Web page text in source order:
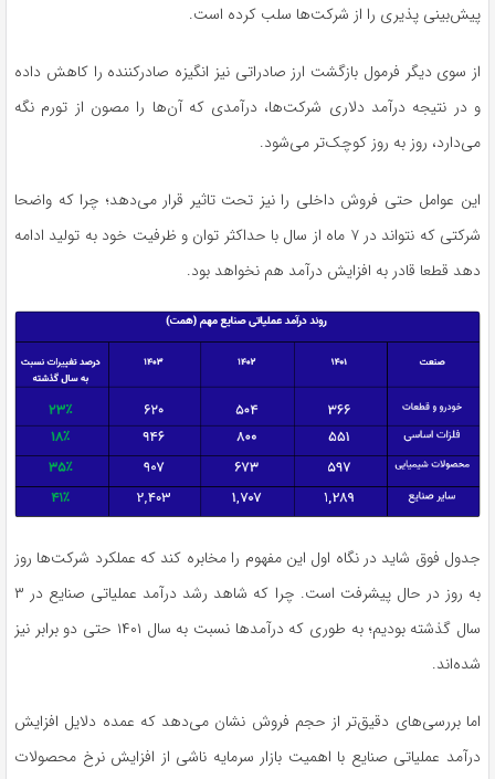
پیش‌بینی پذیری را از شرکت‌ها سلب کرده است.
از سوی دیگر فرمول بازگشت ارز صادراتی نیز انگیزه صادرکننده را کاهش داده
و در نتیجه درآمد دلاری شرکت‌ها، درآمدی که آن‌ها را مصون از تورم نگه‌
می‌دارد، روز به روز کوچک‌تر می‌شود.
این عوامل حتی فروش داخلی را نیز تحت تاثیر قرار می‌دهد؛ چرا که واضحا
شرکتی که نتواند در ۷ ماه از سال با حداکثر توان و ظرفیت خود به تولید ادامه
دهد قطعا قادر به افزایش درآمد هم نخواهد بود.
جدول فوق شاید در نگاه اول این مفهوم را مخابره کند که عملکرد شرکت‌ها روز
به روز در حال پیشرفت است. چرا که شاهد رشد درآمد عملیاتی صنایع در ۳
سال گذشته بودیم؛ به طوری که درآمدها نسبت به سال ۱‍۴۰۱ حتی دو برابر نیز
شده‌اند.
اما بررسی‌های دقیق‌تر از حجم فروش نشان می‌دهد که عمده دلایل افزایش
درآمد عملیاتی صنایع با اهمیت بازار سرمایه ناشی از افزایش نرخ محصولات